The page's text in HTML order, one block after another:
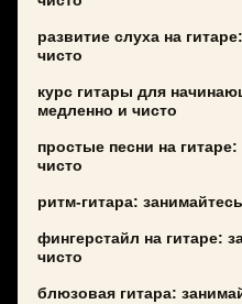
развитие слуха на
чисто
курс гитары для
медленно и чисто
простые песни на
чисто
ритм-гитара:
фингерстайл на гитаре:
чисто
блюзовая гитара: